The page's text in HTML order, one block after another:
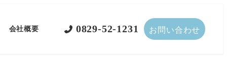
会社概要 0829-52-1231 お問い合わせ